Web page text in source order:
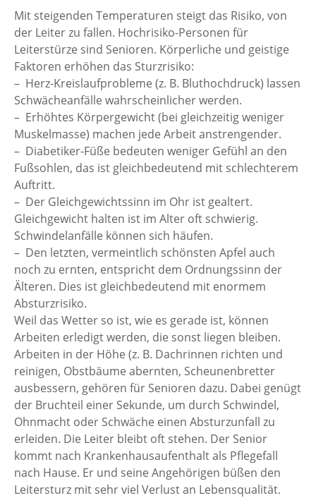
Mit steigenden Temperaturen steigt das Risiko, von
der Leiter zu fallen. Hochrisiko-Personen für
Leiterstürze sind Senioren. Körperliche und geistige
Faktoren erhöhen das Sturzrisiko:
– Herz-Kreislaufprobleme (z. B. Bluthochdruck) lassen
Schwächeanfälle wahrscheinlicher werden.
– Erhöhtes Körpergewicht (bei gleichzeitig weniger
Muskelmasse) machen jede Arbeit anstrengender.
– Diabetiker-Füße bedeuten weniger Gefühl an den
Fußsohlen, das ist gleichbedeutend mit schlechterem
Auftritt.
– Der Gleichgewichtssinn im Ohr ist gealtert.
Gleichgewicht halten ist im Alter oft schwierig.
Schwindelanfälle können sich häufen.
– Den letzten, vermeintlich schönsten Apfel auch
noch zu ernten, entspricht dem Ordnungssinn der
Älteren. Dies ist gleichbedeutend mit enormem
Absturzrisiko.
Weil das Wetter so ist, wie es gerade ist, können
Arbeiten erledigt werden, die sonst liegen bleiben.
Arbeiten in der Höhe (z. B. Dachrinnen richten und
reinigen, Obstbäume abernten, Scheunenbretter
ausbessern, gehören für Senioren dazu. Dabei genügt
der Bruchteil einer Sekunde, um durch Schwindel,
Ohnmacht oder Schwäche einen Absturzunfall zu
erleiden. Die Leiter bleibt oft stehen. Der Senior
kommt nach Krankenhausaufenthalt als Pflegefall
nach Hause. Er und seine Angehörigen büßen den
Leitersturz mit sehr viel Verlust an Lebensqualität.